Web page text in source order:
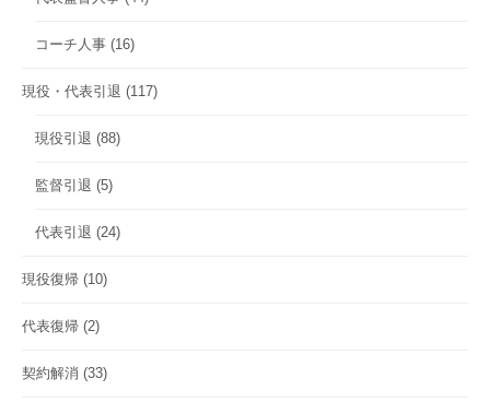
コーチ人事 (16)
現役・代表引退 (117)
現役引退 (88)
監督引退 (5)
代表引退 (24)
現役復帰 (10)
代表復帰 (2)
契約解消 (33)